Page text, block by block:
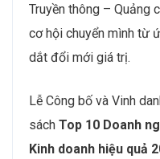
Truyền thông – Quảng
cơ hội chuyển mình từ
dắt đổi mới giá trị.
Lễ Công bố và Vinh
sách Top 10 Doanh
Kinh doanh hiệu quả